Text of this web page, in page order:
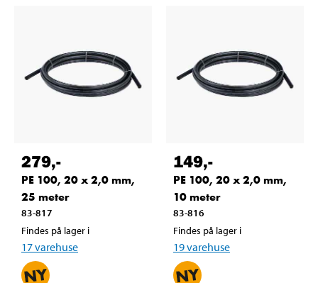
279,-
PE 100, 20 x 2,0 mm,
25 meter
83-817
Findes på lager i
17varehuse
149,-
PE 100, 20 x 2,0 mm,
10 meter
83-816
Findes på lager i
19varehuse